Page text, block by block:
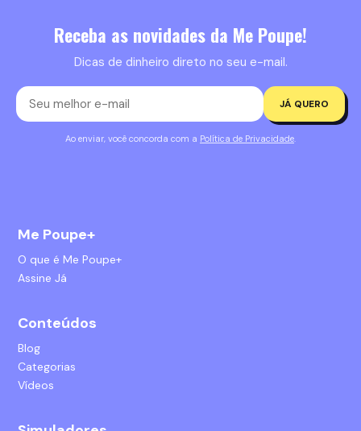
Receba as novidades da Me Poupe!
Dicas de dinheiro direto no seu e-mail.
JÁ QUERO
Ao enviar, você concorda com a Política de Privacidade
Me Poupe+
O que é Me Poupe+
Assine Já
Conteúdos
Blog
Categorias
Vídeos